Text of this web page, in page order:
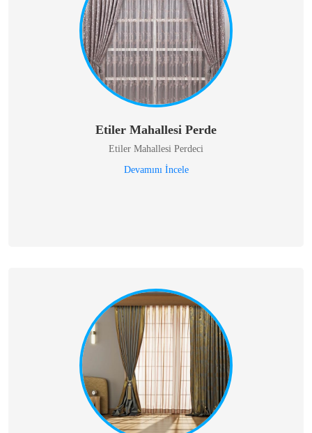
Etiler Mahallesi Perde
Etiler Mahallesi Perdeci
Devamını İncele